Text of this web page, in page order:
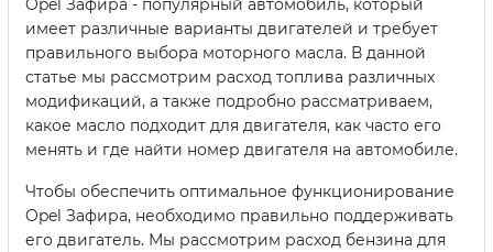
Opel Зафира - популярный автомобиль, который
имеет различные варианты двигателей и требует
правильного выбора моторного масла. В данной
статье мы рассмотрим расход топлива различных
модификаций, а также подробно рассматриваем,
какое масло подходит для двигателя, как часто его
менять и где найти номер двигателя на автомобиле.
Чтобы обеспечить оптимальное функционирование
Opel Зафира, необходимо правильно поддерживать
его двигатель. Мы рассмотрим расход бензина для